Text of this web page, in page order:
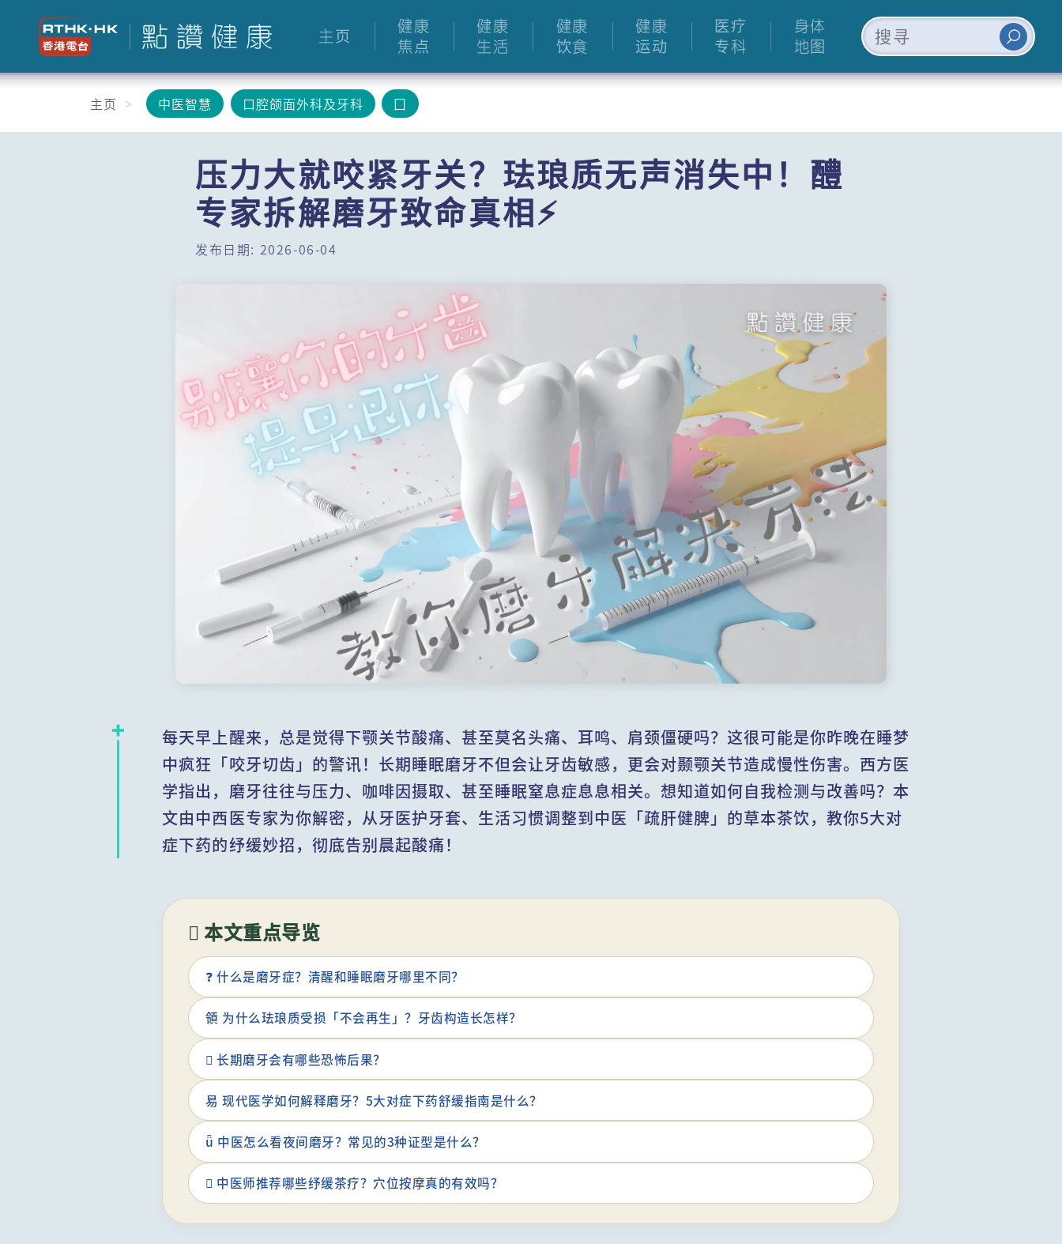
主页
健康
焦点
健康
生活
健康
饮食
健康
运动
医疗
专科
身体
地图
主页 中医智慧 口腔颌面外科及牙科 囗
压力大就咬紧牙关？珐琅质无声消失中！醴
专家拆解磨牙致命真相⚡
发布日期: 2026-06-04
每天早上醒来，总是觉得下颚关节酸痛、甚至莫名头痛、耳鸣、肩颈僵硬吗？这很可能是你昨晚在睡梦
中疯狂「咬牙切齿」的警讯！长期睡眠磨牙不但会让牙齿敏感，更会对颞颚关节造成慢性伤害。西方医
学指出，磨牙往往与压力、咖啡因摄取、甚至睡眠窒息症息息相关。想知道如何自我检测与改善吗？本
文由中西医专家为你解密，从牙医护牙套、生活习惯调整到中医「疏肝健脾」的草本茶饮，教你5大对
症下药的纾缓妙招，彻底告别晨起酸痛！
 本文重点导览
❓ 什么是磨牙症？清醒和睡眠磨牙哪里不同？
領 为什么珐琅质受损「不会再生」？牙齿构造长怎样？
 长期磨牙会有哪些恐怖后果？
易 现代医学如何解释磨牙？5大对症下药舒缓指南是什么？
ǖ 中医怎么看夜间磨牙？常见的3种证型是什么？
 中医师推荐哪些纾缓茶疗？穴位按摩真的有效吗？